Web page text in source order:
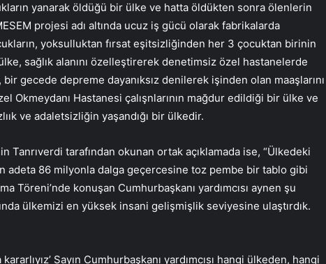
yanarak öldüğü bir ülke ve hatta öldükten sonra ölenlerin
projesi adı altında ucuz iş gücü olarak fabrikalarda
yoksulluktan fırsat eşitsizliğinden her 3 çocuktan birinin
sağlık alanını özelleştirerek denetimsiz özel hastanelerde
bir gecede depreme dayanıksız denilerek işinden olan maaşlarını
Okmeydanı Hastanesi çalışnlarının mağdur edildiği bir ülke ve
ve adaletsizliğin yaşandığı bir ülkedir.
Tanrıverdi tarafından okunan ortak açıklamada ise, “Ülkedeki
adeta 86 milyonla dalga geçercesine toz pembe bir tablo gibi
Töreni’nde konuşan Cumhurbaşkanı yardımcısı aynen şu
ülkemizi en yüksek insani gelişmişlik seviyesine ulaştırdık.
Sayın Cumhurbaşkanı yardımcısı hangi ülkeden, hangi